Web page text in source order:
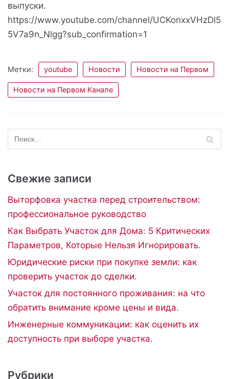
выпуски.
https://www.youtube.com/channel/UCKonxxVHzDl5
5V7a9n_Nlgg?sub_confirmation=1
Метки: youtube Новости Новости на Первом
Новости на Первом Канале
Свежие записи
Выторфовка участка перед строительством:
профессиональное руководство
Как Выбрать Участок для Дома: 5 Критических
Параметров, Которые Нельзя Игнорировать.
Юридические риски при покупке земли: как
проверить участок до сделки.
Участок для постоянного проживания: на что
обратить внимание кроме цены и вида.
Инженерные коммуникации: как оценить их
доступность при выборе участка.
Рубрики